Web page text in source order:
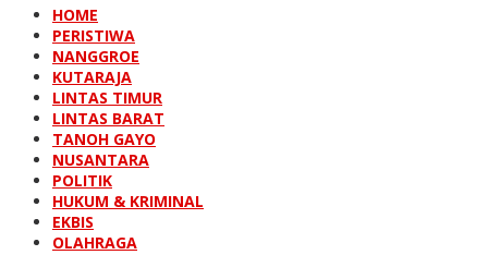
HOME
PERISTIWA
NANGGROE
KUTARAJA
LINTAS TIMUR
LINTAS BARAT
TANOH GAYO
NUSANTARA
POLITIK
HUKUM & KRIMINAL
EKBIS
OLAHRAGA